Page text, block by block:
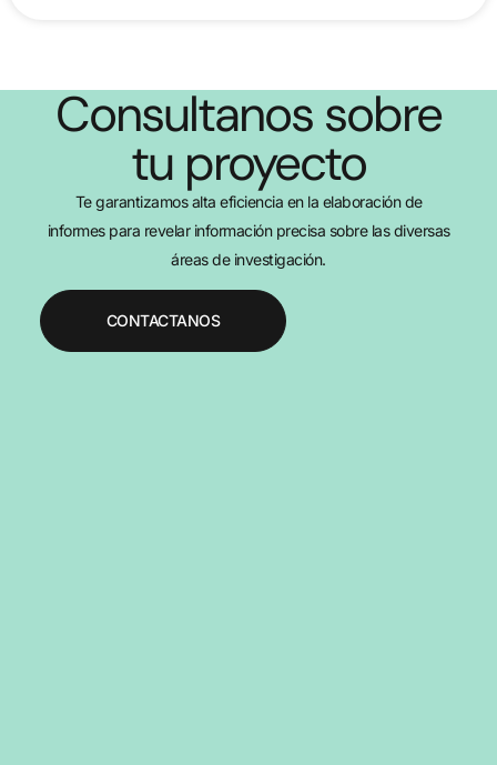
Consultanos sobre
tu proyecto
Te garantizamos alta eficiencia en la elaboración de
informes para revelar información precisa sobre las diversas
áreas de investigación.
CONTACTANOS